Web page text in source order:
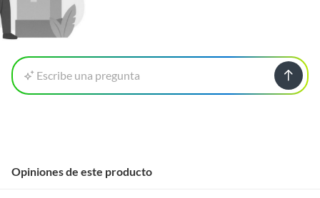
Escribe una pregunta
Opiniones de este producto